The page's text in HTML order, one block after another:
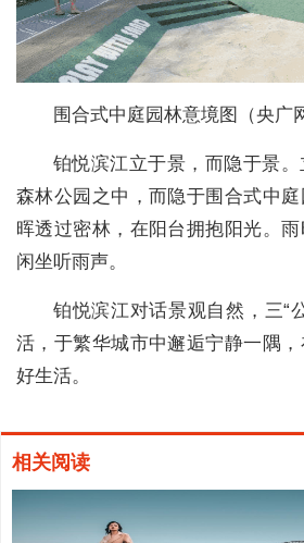
围合式中庭园林意境图（央广
铂悦滨江立于景，而隐于景
森林公园之中，而隐于围合式中
晖透过密林，在阳台拥抱阳光。雨
闲坐听雨声。
铂悦滨江对话景观自然，三“
活，于繁华城市中邂逅宁静一隅
好生活。
相关阅读